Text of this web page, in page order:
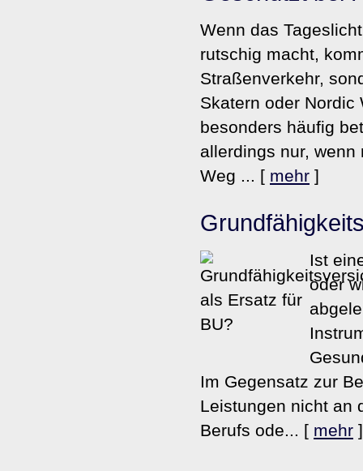
Wenn das
rutschig macht,
Straßenverkehr,
Skatern oder Nordic
besonders häufig
allerdings nur,
Weg ... [ mehr ]
Ist
oder
Im Gegensatz zur
Leistungen nicht an
Berufs ode... [ mehr ]